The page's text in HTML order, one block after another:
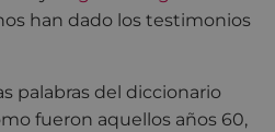
han dado los testimonios
palabras del diccionario
fueron aquellos años 60,